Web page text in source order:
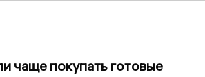
чаще покупать готовые